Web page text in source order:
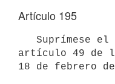
Artículo 195
artículo 49 de